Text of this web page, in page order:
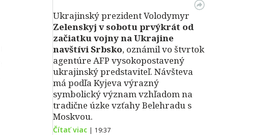
Ukrajinský prezident Volodymyr
Zelenskyj v sobotu prvýkrát od
začiatku vojny na Ukrajine
navštívi Srbsko, oznámil vo štvrtok
agentúre AFP vysokopostavený
ukrajinský predstaviteľ. Návšteva
má podľa Kyjeva výrazný
symbolický význam vzhľadom na
tradične úzke vzťahy Belehradu s
Moskvou.
Čítať viac | 19:37